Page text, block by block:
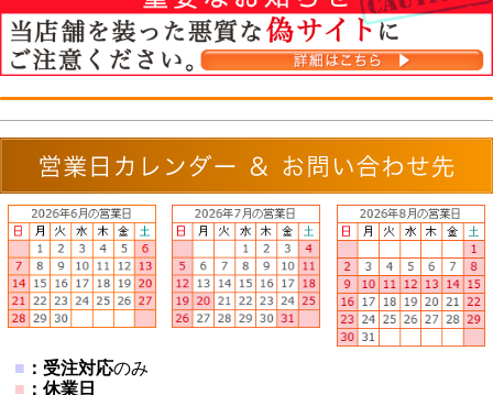
■ ：受注対応のみ
■ ：休業日